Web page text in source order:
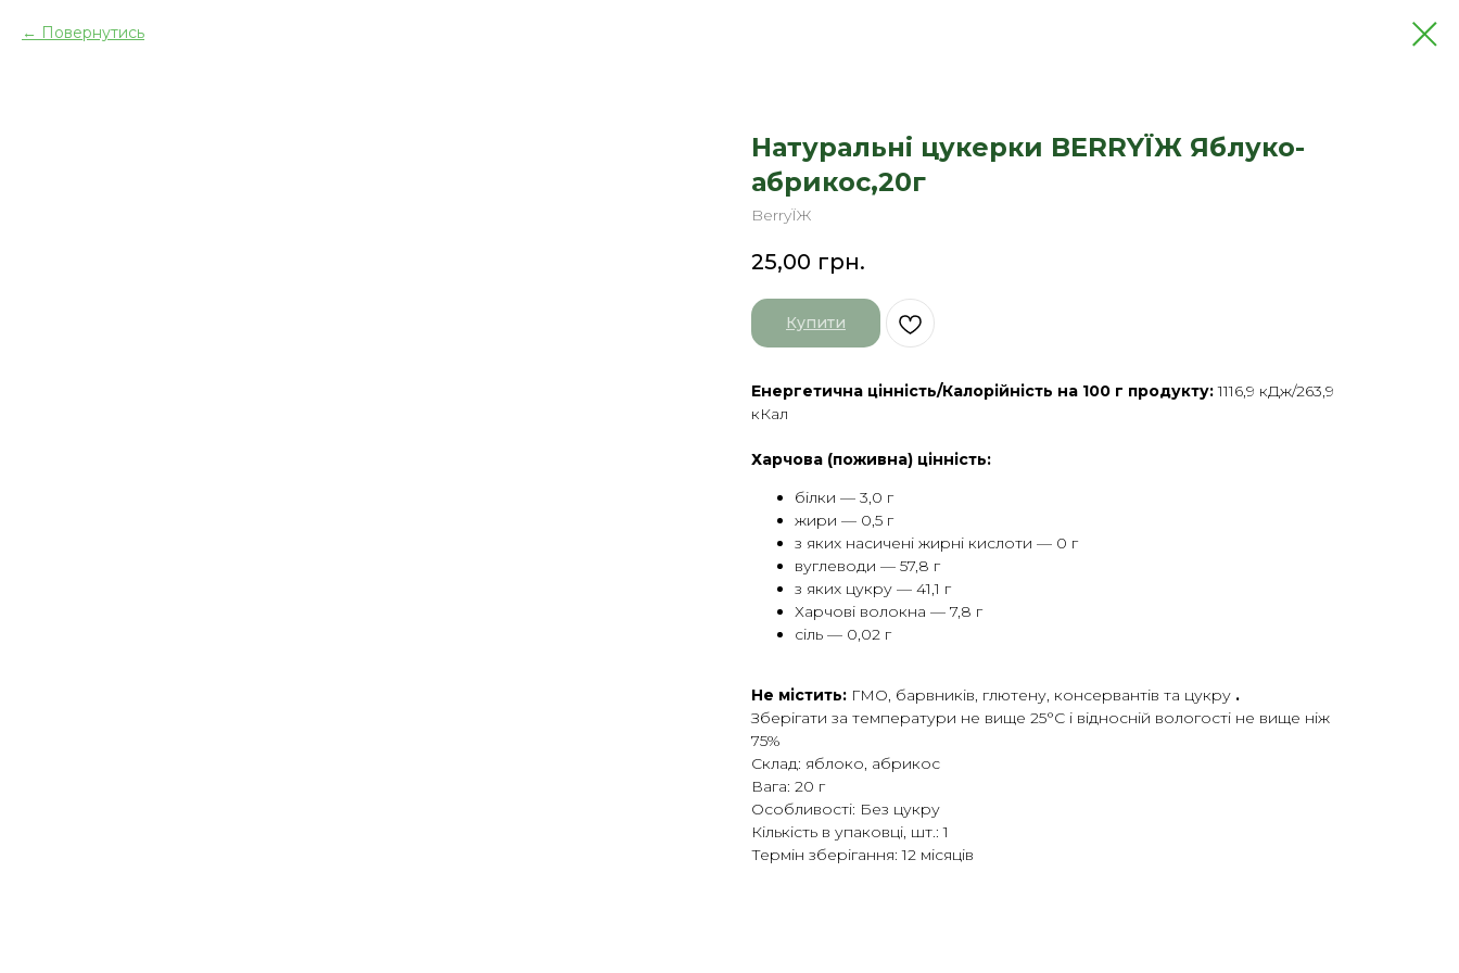
Повернутись
Натуральні цукерки BERRYЇЖ Яблуко-
абрикос,20г
BerryЇЖ
25,00 грн.
Купити
Енергетична цінність/Калорійність на 100 г продукту:1116,9 кДж/263,9
кКал
Харчова (поживна) цінність:
білки — 3,0 г
жири — 0,5 г
з яких насичені жирні кислоти — 0 г
вуглеводи — 57,8 г
з яких цукру — 41,1 г
Харчові волокна — 7,8 г
сіль — 0,02 г
Не містить: ГМО, барвників, глютену, консервантів та цукру .
Зберігати за температури не вище 25°C і відносній вологості не вище ніж
75%
Склад: яблоко, абрикос
Вага: 20 г
Особливості: Без цукру
Кількість в упаковці, шт.: 1
Термін зберігання: 12 місяців